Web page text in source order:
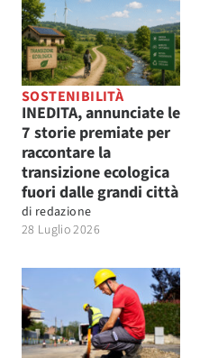
SOSTENIBILITÀ
INEDITA, annunciate le
7 storie premiate per
raccontare la
transizione ecologica
fuori dalle grandi città
di redazione
28 Luglio 2026